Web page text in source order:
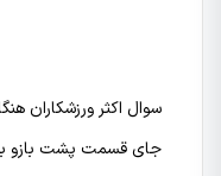
سوال اکثر ورزشکاران
جای قسمت پشت بازو